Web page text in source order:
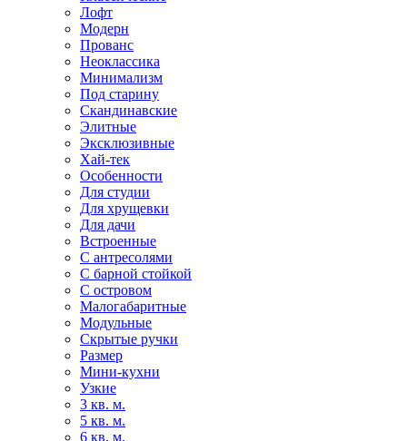
Лофт
Модерн
Прованс
Неоклассика
Минимализм
Под старину
Скандинавские
Элитные
Эксклюзивные
Хай-тек
Особенности
Для студии
Для хрущевки
Для дачи
Встроенные
С антресолями
С барной стойкой
С островом
Малогабаритные
Модульные
Скрытые ручки
Размер
Мини-кухни
Узкие
3 кв. м.
5 кв. м.
6 кв. м.